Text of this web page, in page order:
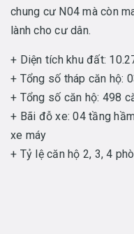
chung cư N04 mà còn
lành cho cư dân.
+ Diện tích khu đất:
+ Tổng số tháp căn hộ:
+ Tổng số căn hộ: 498
+ Bãi đỗ xe: 04 tầng
xe máy
+ Tỷ lệ căn hộ 2, 3, 4